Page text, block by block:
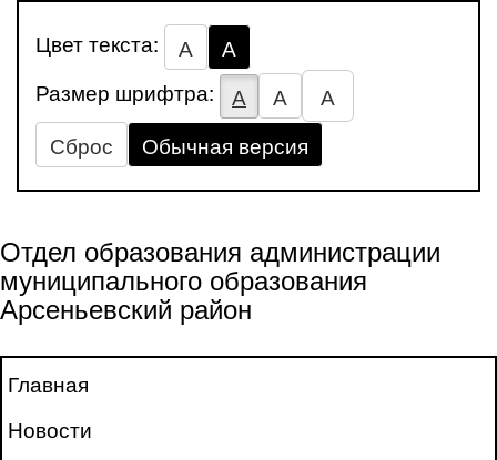
Цвет текста: А
А
Размер шрифтра:
А А
А
Сброс
Обычная версия
Отдел образования администрации
муниципального образования
Арсеньевский район
Главная
Новости